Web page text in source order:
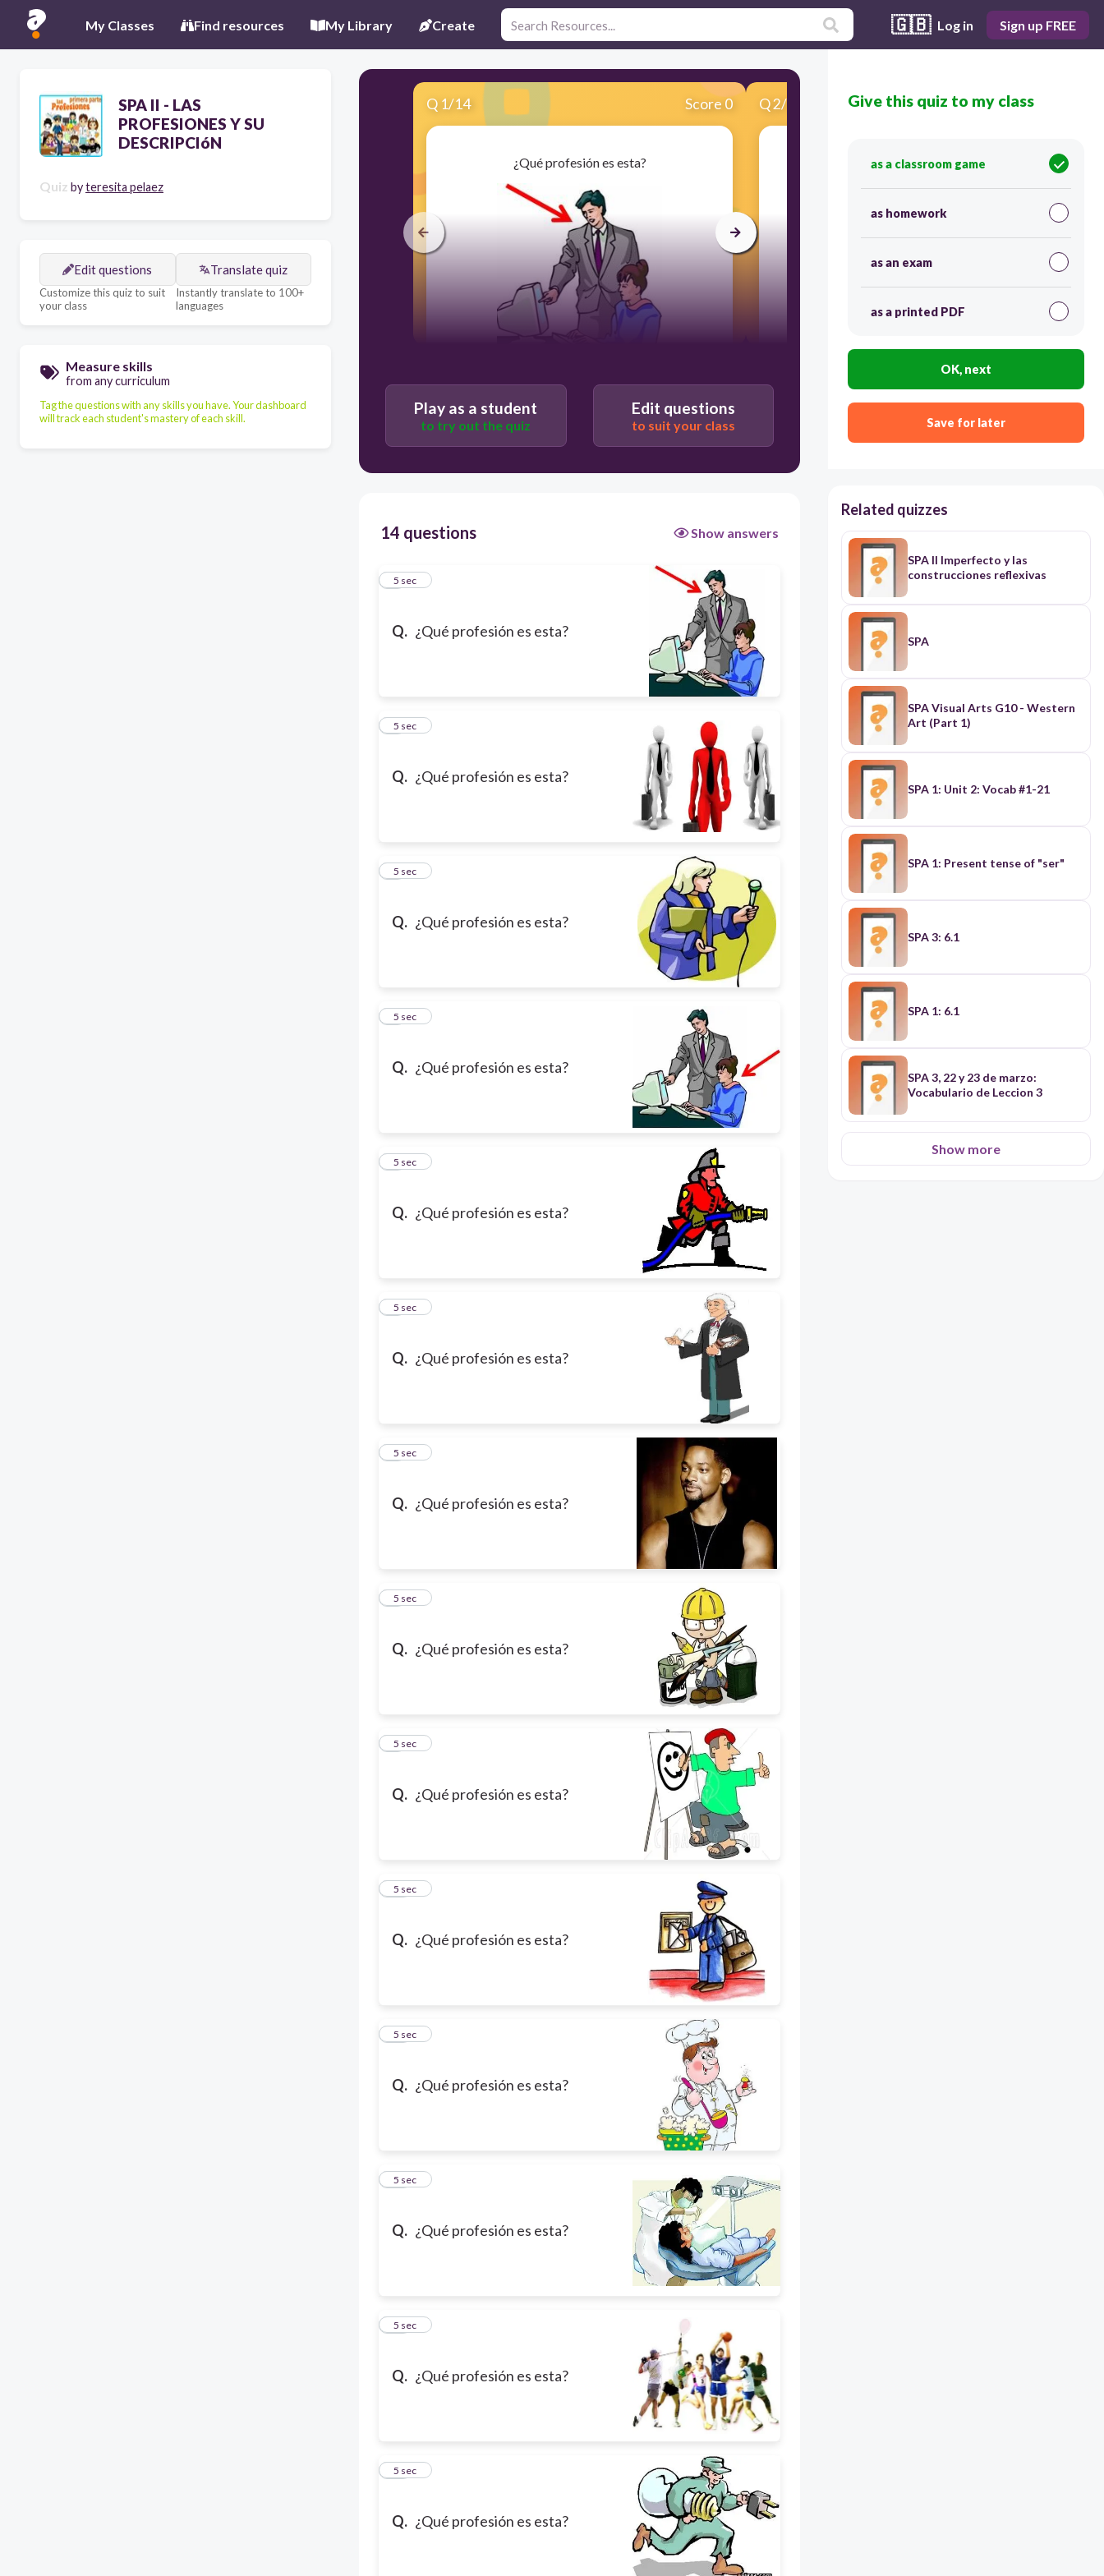
My Classes Find resources My Library Create 🇬🇧 Log in Sign up FREE
SPA II - LAS
PROFESIONES Y SU
DESCRIPCIóN
Quiz byteresita pelaez
Edit questions
Customize this quiz to suit
your class
Translate quiz
Instantly translate to 100+
languages
Measure skills
from any curriculum
Tag the questions with any skills you have. Your dashboard
will track each student's mastery of each skill.
Q 1/14 Score 0
¿Qué profesión es esta?
Q2/14 Score 0
¿Qué profesión es esta?
el veterinario
Play as a student
to try out the quiz
Edit questions
to suit your class
14 questions Show answers
Q. ¿Qué profesión es esta?
15 sec
Q. ¿Qué profesión es esta?
25 sec
Q. ¿Qué profesión es esta?
35 sec
Q. ¿Qué profesión es esta?
45 sec
Q. ¿Qué profesión es esta?
55 sec
Q. ¿Qué profesión es esta?
65 sec
Q. ¿Qué profesión es esta?
75 sec
Q. ¿Qué profesión es esta?
85 sec
Q. ¿Qué profesión es esta?
95 sec
Q. ¿Qué profesión es esta?
10
5 sec
Q. ¿Qué profesión es esta?
11
5 sec
Q. ¿Qué profesión es esta?
12
5 sec
Q. ¿Qué profesión es esta?
13
5 sec
Q. ¿Qué profesión es esta?
14
5 sec
Give this quiz to my class
as a classroom game
as homework
as an exam
as a printed PDF
OK, next
Save for later
Related quizzes
SPA II Imperfecto y las
construcciones reflexivas
SPA
SPA Visual Arts G10 - Western
Art (Part 1)
SPA 1: Unit 2: Vocab #1-21
SPA 1: Present tense of "ser"
SPA 3: 6.1
SPA 1: 6.1
SPA 3, 22 y 23 de marzo:
Vocabulario de Leccion 3
Show more